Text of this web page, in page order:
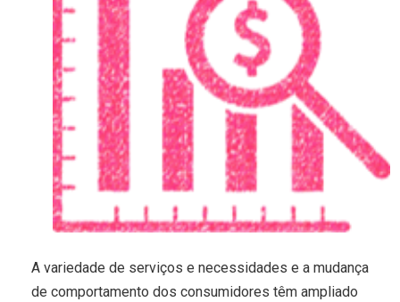
A variedade de serviços e necessidades e a mudança
de comportamento dos consumidores têm ampliado